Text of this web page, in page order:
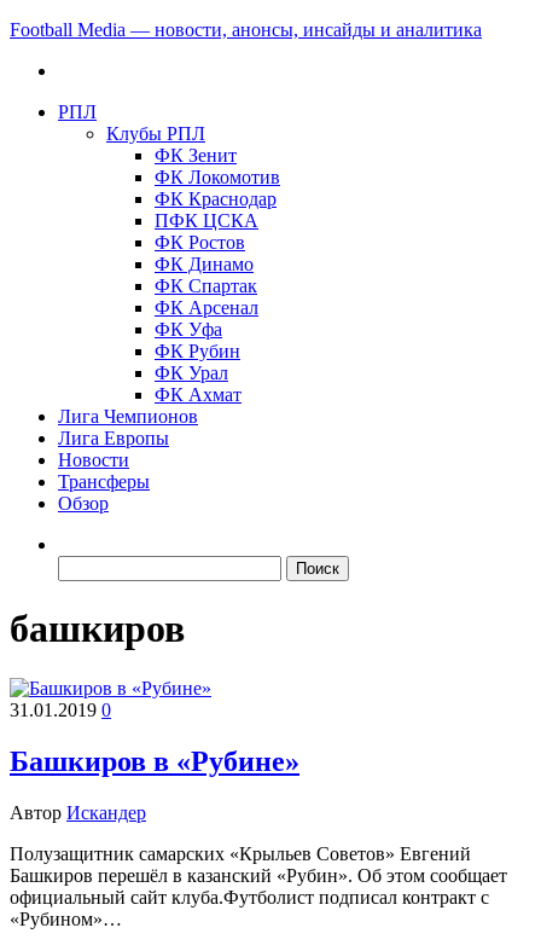
Football Media — новости, анонсы, инсайды и аналитика
РПЛ
Клубы РПЛ
ФК Зенит
ФК Локомотив
ФК Краснодар
ПФК ЦСКА
ФК Ростов
ФК Динамо
ФК Спартак
ФК Арсенал
ФК Уфа
ФК Рубин
ФК Урал
ФК Ахмат
Лига Чемпионов
Лига Европы
Новости
Трансферы
Обзор
башкиров
31.01.2019 0
Башкиров в «Рубине»
Автор Искандер
Полузащитник самарских «Крыльев Советов» Евгений
Башкиров перешёл в казанский «Рубин». Об этом сообщает
официальный сайт клуба.Футболист подписал контракт с
«Рубином»…